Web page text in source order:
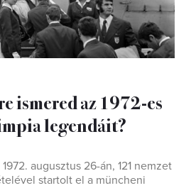
ismered az 1972-es
legendáit?
augusztus 26-án, 121 nemzet
startolt el a müncheni